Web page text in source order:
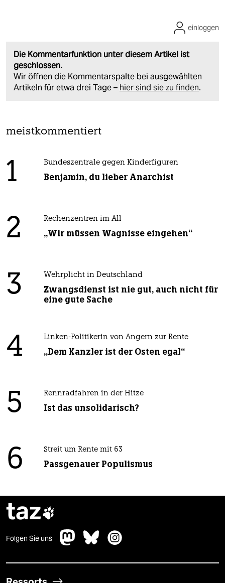
Die Kommentarfunktion unter diesem Artikel ist
geschlossen.
Wir öffnen die Kommentarspalte bei ausgewählten
Artikeln für etwa drei Tage – hier sind sie zu finden.
einloggen
meistkommentiert
1 Bundeszentrale gegen Kinderfiguren
Benjamin, du lieber Anarchist
2 Rechenzentren im All
„Wir müssen Wagnisse eingehen“
3 Wehrplicht in Deutschland
Zwangsdienst ist nie gut, auch nicht für
eine gute Sache
4 Linken-Politikerin von Angern zur Rente
„Dem Kanzler ist der Osten egal“
5 Rennradfahren in der Hitze
Ist das unsolidarisch?
6 Streit um Rente mit 63
Passgenauer Populismus
taz
Folgen Sie uns